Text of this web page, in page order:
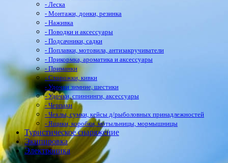
- Леска
- Монтажи, донки, резинка
- Наживка
- Поводки и аксессуары
- Подсачники, садки
- Поплавки, мотовила, антизакручиватели
- Прикормка, ароматика и аксессуары
- Приманки
- Сторожки, кивки
- Удочки зимние, шестики
- Удочки, спиннинги, аксессуары
- Черпаки
- Чехлы, сумки, кейсы д/рыболовных принадлежностей
- Ящики, коробки, мотыльницы, мормышницы
Туристическое снаряжение
Экипировка
Электроника